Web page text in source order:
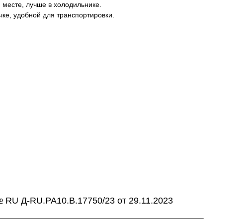
лучше в холодильнике.
удобной для транспортировки.
Д-RU.PA10.B.17750/23 от 29.11.2023